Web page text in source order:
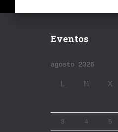
Eventos
agosto 2026
L M X
3 4 5